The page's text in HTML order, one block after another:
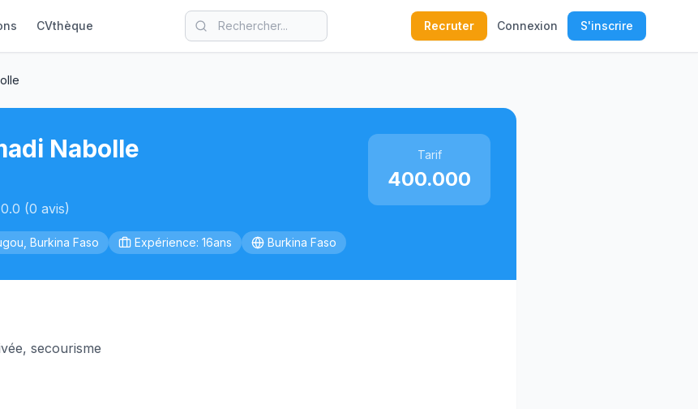
CVthèque Recruter Connexion S'inscrire
Nabolle
0.0 (0 avis)
Burkina Faso Expérience: 16ans Burkina Faso
Tarif
400.000
secourisme